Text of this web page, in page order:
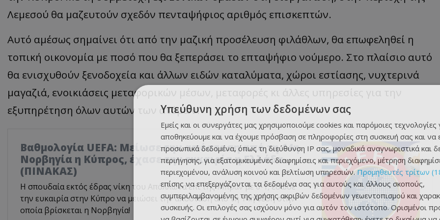
Λεμεσού θα μαζευτούν σχεδόν πενταψήφιος αριθμός επισκεπτών.
Αυτό αμέσως σημαίνει ότι από την μαζική προσέλευση φιλάθλων, θα επωφεληθεί η
τοπική οικονομία με ποσό που θα ξεπεράσει το επταψήφιο νούμερο. Στο πλαίσιο αυτό
θα ενισχυθούν ξενοδοχεία και άλλων ειδών καταλύματα, χώροι εστίασης, νυχτερινά
μαγαζιά, ενοικιάσεις μεταφορικών μέσων, μεταφορές κι άλλες υπηρεσίες για την
εξυπηρέτηση όλων αυτών των ατόμων.
Βαθμολογία UEFA: Μείωσε την απόσταση από τη 14η
Νορβηγία η Κύπρος, έχασε την ευκαιρία η Ελλάδα
(ΠΙΝΑΚΑΣ)
Η σπουδαία εκτός έδρας νίκη του Απόλλωνα επί της Μπραν με 0-1, έδωσε
την ευκαιρία στην Κύπρο να μειώσει την απόσταση από τη 14η θέση στην
οποία βρίσκεται η Νορβηγία!
Υπεύθυνη χρήση των δεδομένων σας
Εμείς και οι συνεργάτες μας χρησιμοποιούμε cookies και παρόμοιες τεχνολογίες
αποθηκεύουμε και να έχουμε πρόσβαση σε πληροφορίες στη συσκευή σας και να
προσωπικά δεδομένα, όπως τη διεύθυνση IP σας, μοναδικά αναγνωριστικά και
περιήγησης, για εξατομικευμένες διαφημίσεις και περιεχόμενο, μέτρηση
περιεχομένου, ανάλυση κοινού και βελτίωση υπηρεσιών.Προμηθευτές τρίτων
επίσης να επεξεργάζονται τα δεδομένα σας για αυτούς και άλλους σκοπούς,
συμπεριλαμβανομένης της χρήσης ακριβών δεδομένων γεωεντοπισμού και
συσκευής. Οι επιλογές σας ισχύουν μόνο για αυτόν τον ιστότοπο. Ορισμένοι